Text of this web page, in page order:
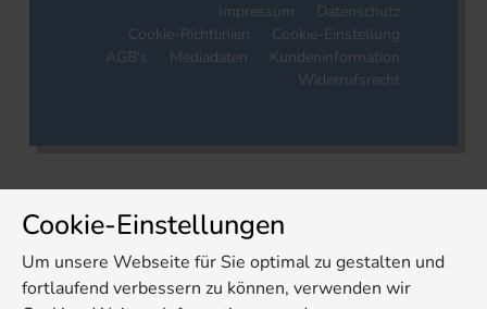
Impressum
Datenschutz
Cookie-Richtlinien
Cookie-Einstellung
AGB's
Mediadaten
Kundeninformation
Widerrufsrecht
Cookie-Einstellungen
Um unsere Webseite für Sie optimal zu gestalten und
fortlaufend verbessern zu können, verwenden wir